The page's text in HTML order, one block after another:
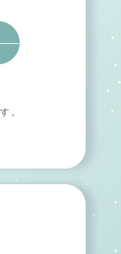
。